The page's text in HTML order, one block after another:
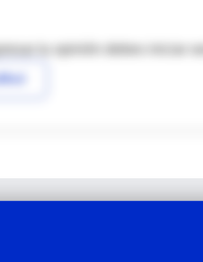
tu opinión debes iniciar